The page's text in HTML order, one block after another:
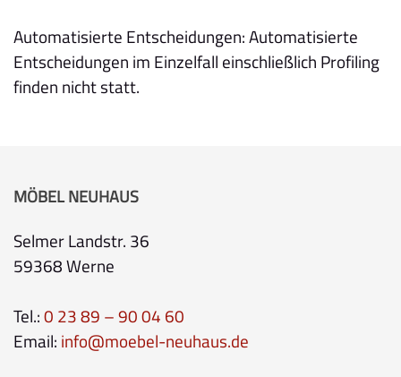
Automatisierte Entscheidungen: Automatisierte
Entscheidungen im Einzelfall einschließlich Profiling
finden nicht statt.
MÖBEL NEUHAUS
Selmer Landstr. 36
59368 Werne
Tel.:0 23 89 – 90 04 60
Email: info@moebel-neuhaus.de